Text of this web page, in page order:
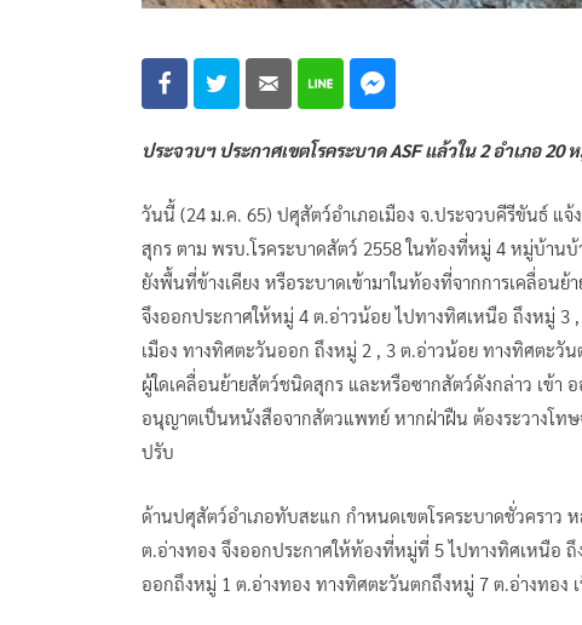
ประจวบฯ ประกาศเขตโรคระบาด ASF แล้วใน 2 อำเภอ
วันนี้ (24 ม.ค. 65) ปศุสัตว์อำเภอเมือง จ.ประจวบคีรีขันธ์ แ
สุกร ตาม พรบ.โรคระบาดสัตว์ 2558 ในท้องที่หมู่ 4 หมู่บ้า
ยังพื้นที่ข้างเคียง หรือระบาดเข้ามาในท้องที่จากการเคลื่อน
จึงออกประกาศให้หมู่ 4 ต.อ่าวน้อย ไปทางทิศเหนือ ถึงหมู่ 3
เมือง ทางทิศตะวันออก ถึงหมู่ 2 , 3 ต.อ่าวน้อย ทางทิศตะวั
ผู้ใดเคลื่อนย้ายสัตว์ชนิดสุกร และหรือซากสัตว์ดังกล่าว เข้า
อนุญาตเป็นหนังสือจากสัตวแพทย์ หากฝ่าฝืน ต้องระวางโท
ปรับ
ด้านปศุสัตว์อำเภอทับสะแก กำหนดเขตโรคระบาดชั่วคราว
ต.อ่างทอง จึงออกประกาศให้ท้องที่หมู่ที่ 5 ไปทางทิศเหนือ
ออกถึงหมู่ 1 ต.อ่างทอง ทางทิศตะวันตกถึงหมู่ 7 ต.อ่างทอง เ